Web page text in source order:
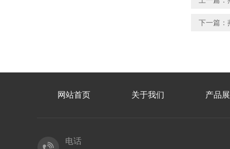
下一篇：
网站首页 关于我们 产品
电话